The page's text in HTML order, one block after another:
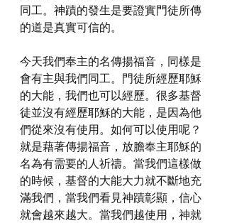
同工。神蹟的發生是要證實門徒所傳
的道是真實可信的。
今天我們奉主的名傳揚福音，同樣是
會有主與我們同工。門徒所經歷耶穌
的大能，我們也可以經歷。很多基督
徒並沒有經歷耶穌的大能，是因為他
們從來沒有使用。如何可以使用呢？
就是藉著傳揚福音，放膽奉主耶穌的
名為有需要的人祈禱。當我們這樣做
的時候，基督的大能大力就不斷地充
滿我們，當我們看見神蹟彰顯，信心
就會越來越大。當我們越使用，神就